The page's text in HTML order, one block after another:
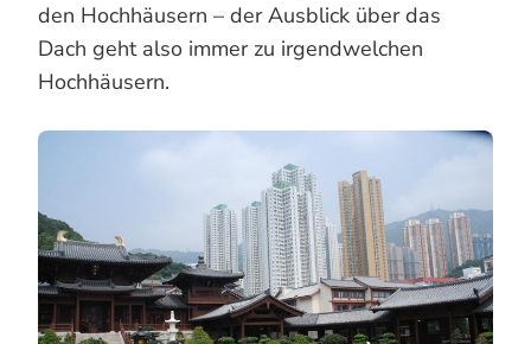
den Hochhäusern – der Ausblick über das
Dach geht also immer zu irgendwelchen
Hochhäusern.